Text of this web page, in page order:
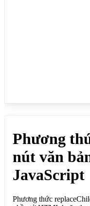
// Lấy phần tử li ở vị trí 0
const phantuli =
// Thay thế node văn bản mới tạo vào node li đầu
tiên
phantuli.replaceChild(nodevanban,
}